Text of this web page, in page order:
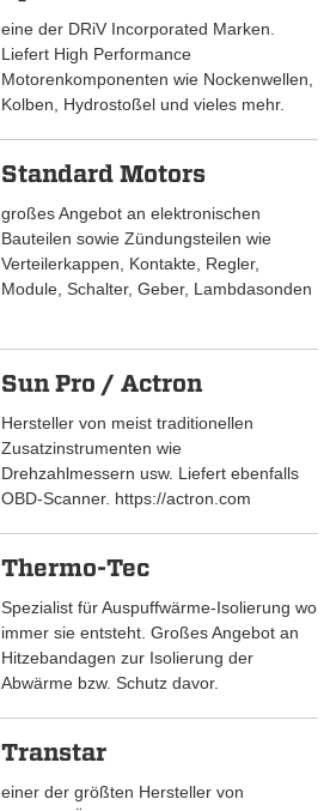
eine der DRiV Incorporated Marken.
Liefert High Performance
Motorenkomponenten wie Nockenwellen,
Kolben, Hydrostoßel und vieles mehr.
Standard Motors
großes Angebot an elektronischen
Bauteilen sowie Zündungsteilen wie
Verteilerkappen, Kontakte, Regler,
Module, Schalter, Geber, Lambdasonden
Sun Pro / Actron
Hersteller von meist traditionellen
Zusatzinstrumenten wie
Drehzahlmessern usw. Liefert ebenfalls
OBD-Scanner. https://actron.com
Thermo-Tec
Spezialist für Auspuffwärme-Isolierung wo
immer sie entsteht. Großes Angebot an
Hitzebandagen zur Isolierung der
Abwärme bzw. Schutz davor.
Transtar
einer der größten Hersteller von